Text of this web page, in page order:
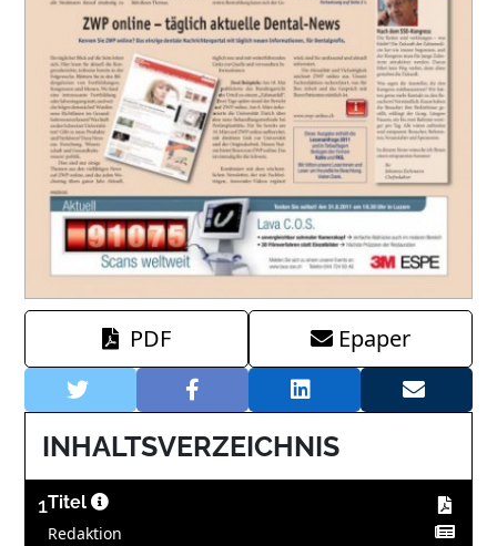
PDF Epaper
INHALTSVERZEICHNIS
1Titel
Redaktion